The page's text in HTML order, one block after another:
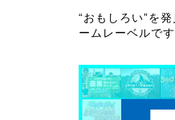
“おもしろい”を
ームレーベルです